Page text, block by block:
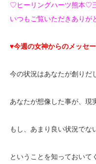
♡ヒーリングハーツ熊本♡
いつもご覧いただきありが
♥今週の女神からのメッセ
今の状況はあなたが創りだ
あなたが想像した事が、現
もし、あまり良い状況でな
ということを知っておいて